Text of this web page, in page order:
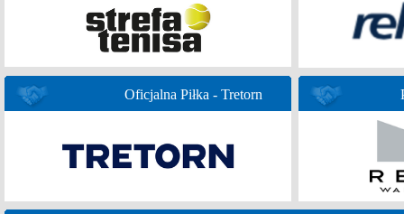
Oficjalna Piłka - Tretorn